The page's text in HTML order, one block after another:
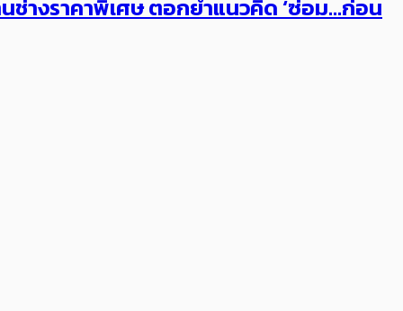
นช่างราคาพิเศษ ตอกย้ำแนวคิด ‘ซ่อม…ก่อน